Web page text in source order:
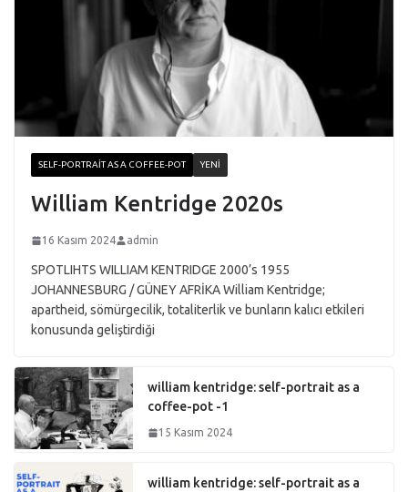
SELF-PORTRAIT AS A COFFEE-POT YENI
William Kentridge 2020s
16 Kasım 2024 admin
SPOTLIHTS WILLIAM KENTRIDGE 2000’s 1955
JOHANNESBURG / GÜNEY AFRİKA William Kentridge;
apartheid, sömürgecilik, totaliterlik ve bunların kalıcı etkileri
konusunda geliştirdiği
william kentridge: self-portrait as a
coffee-pot -1
15 Kasım 2024
william kentridge: self-portrait as a